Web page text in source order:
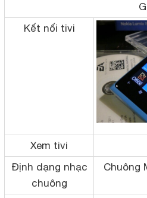
Kết nối tivi
Xem tivi
Định dạng nhạc
chuông
Chuông